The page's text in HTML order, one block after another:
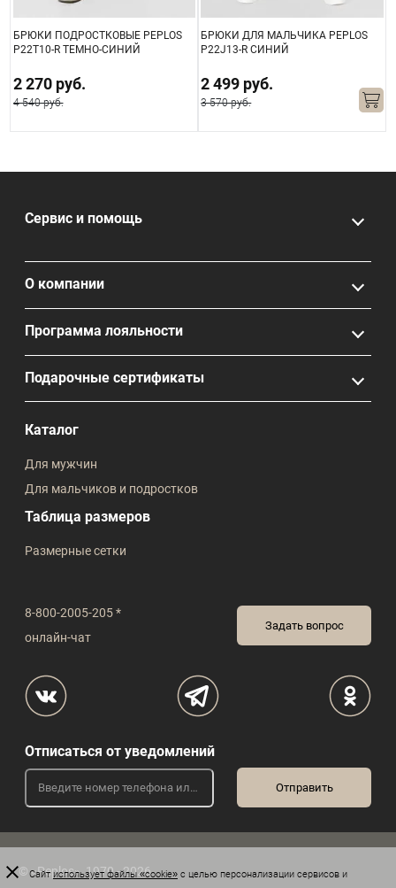
БРЮКИ ПОДРОСТКОВЫЕ PEPLOS
P22T10-R ТЕМНО-СИНИЙ
2 270 руб.
4 540 руб.
БРЮКИ ДЛЯ МАЛЬЧИКА PEPLOS
P22J13-R СИНИЙ
2 499 руб.
3 570 руб.
8-800-2005-205 *
онлайн-чат
Задать вопрос
Сервис и помощь
О компании
Программа лояльности
Подарочные сертификаты
Каталог
Для мужчин
Для мальчиков и подростков
Таблица размеров
Размерные сетки
Отписаться от уведомлений
© «Peplos», 1970 - 2026
Сайтиспользует файлы «cookie» с целью персонализации сервисов и